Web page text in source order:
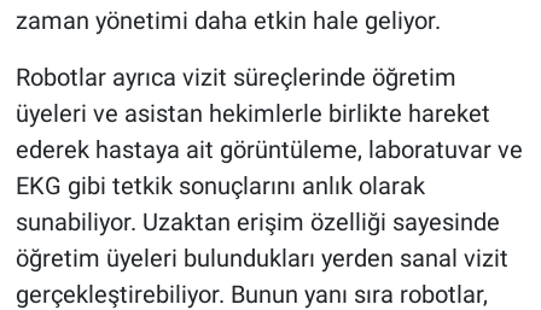
zaman yönetimi daha etkin hale geliyor.
Robotlar ayrıca vizit süreçlerinde öğretim
üyeleri ve asistan hekimlerle birlikte hareket
ederek hastaya ait görüntüleme, laboratuvar ve
EKG gibi tetkik sonuçlarını anlık olarak
sunabiliyor. Uzaktan erişim özelliği sayesinde
öğretim üyeleri bulundukları yerden sanal vizit
gerçekleştirebiliyor. Bunun yanı sıra robotlar,